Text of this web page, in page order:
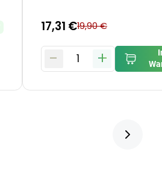
17,31 €19,90 €
- 1 +